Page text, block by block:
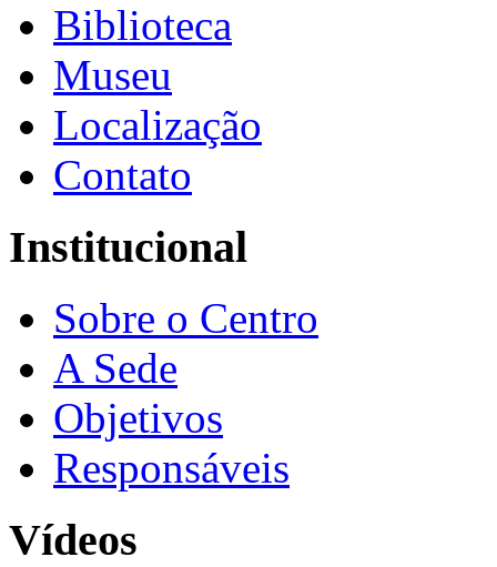
Biblioteca
Museu
Localização
Contato
Institucional
Sobre o Centro
A Sede
Objetivos
Responsáveis
Vídeos